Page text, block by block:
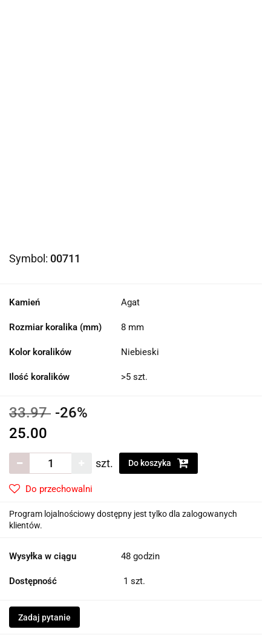
Symbol: 00711
Kamień Agat
Rozmiar koralika (mm) 8 mm
Kolor koralików Niebieski
Ilość koralików >5 szt.
33.97 -26%
25.00
szt. Do koszyka
Do przechowalni
Program lojalnościowy dostępny jest tylko dla zalogowanych
klientów.
Wysyłka w ciągu 48 godzin
Dostępność 1 szt.
Zadaj pytanie